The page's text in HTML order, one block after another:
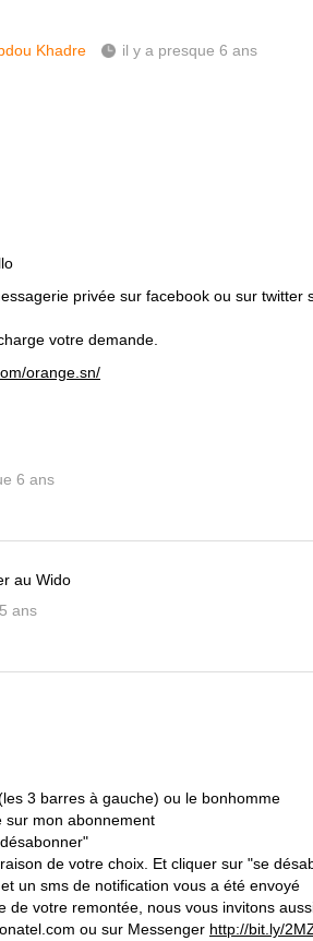
Khadre il y a presque 6 ans
privée sur facebook ou sur twitter
votre demande.
orange.sn/
6 ans
au Wido
ans
3 barres à gauche) ou le bonhomme
sur mon abonnement
de votre choix. Et cliquer sur "se
un sms de notification vous a été envoyé
de votre remontée, nous vous invitons
ou sur Messenger http://bit.ly/